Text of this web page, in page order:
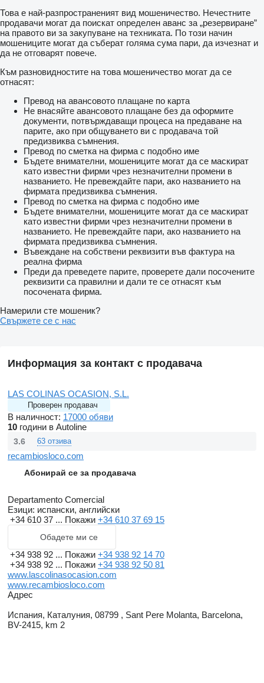
Това е най-разпространеният вид мошеничество. Нечестните
продавачи могат да поискат определен аванс за „резервиране”
на правото ви за закупуване на техниката. По този начин
мошениците могат да съберат голяма сума пари, да изчезнат и
да не отговарят повече.
Към разновидностите на това мошеничество могат да се
отнасят:
Превод на авансовото плащане по карта
Не внасяйте авансовото плащане без да оформите
документи, потвърждаващи процеса на предаване на
парите, ако при общуването ви с продавача той
предизвиква съмнения.
Превод по сметка на фирма с подобно име
Бъдете внимателни, мошениците могат да се маскират
като известни фирми чрез незначителни промени в
названието. Не превеждайте пари, ако названието на
фирмата предизвиква съмнения.
Превод по сметка на фирма с подобно име
Бъдете внимателни, мошениците могат да се маскират
като известни фирми чрез незначителни промени в
названието. Не превеждайте пари, ако названието на
фирмата предизвиква съмнения.
Въвеждане на собствени реквизити във фактура на
реална фирма
Преди да преведете парите, проверете дали посочените
реквизити са правилни и дали те се отнасят към
посочената фирма.
Намерили сте мошеник?
Свържете се с нас
Информация за контакт с продавача
LAS COLINAS OCASION, S.L.
Проверен продавач
В наличност: 17000 обяви
10 години в Autoline
3.6 63 отзива
recambiosloco.com
Абонирай се за продавача
Departamento Comercial
Езици: испански, английски
+34 610 37 ... Покажи +34 610 37 69 15
Обадете ми се
+34 938 92 ... Покажи +34 938 92 14 70
+34 938 92 ... Покажи +34 938 92 50 81
www.lascolinasocasion.com
www.recambiosloco.com
Адрес
Испания, Каталуния, 08799 , Sant Pere Molanta, Barcelona,
BV-2415, km 2